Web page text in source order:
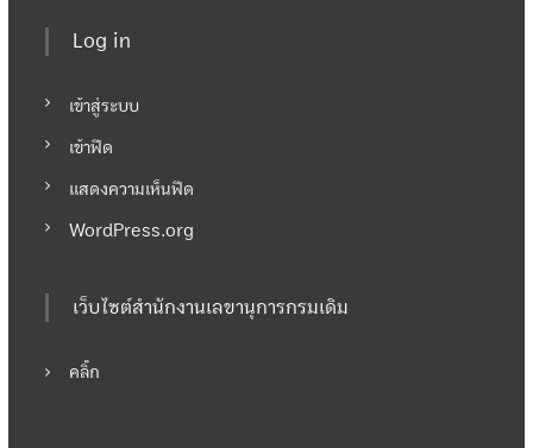
Log in
เข้าสู่ระบบ
เข้าฟีด
แสดงความเห็นฟีด
WordPress.org
เว็บไซต์สำนักงานเลขานุการกรมเดิม
คลิ๊ก